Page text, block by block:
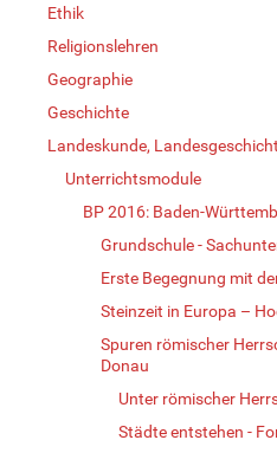
Ethik
Religionslehren
Geographie
Geschichte
Landeskunde,
Unterrichtsmodule
BP 2016: Baden-
Grundschule -
Erste Begegnung mit
Steinzeit in Europa –
Spuren römischer
Donau
Unter römischer
Städte entstehen -